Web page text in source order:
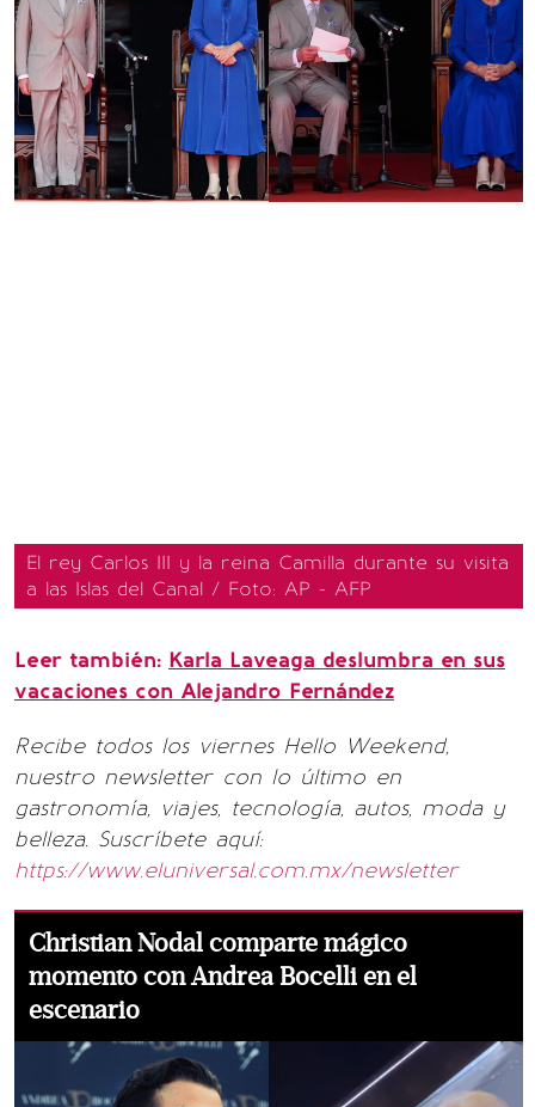
El rey Carlos III y la reina Camilla durante su visita
a las Islas del Canal / Foto: AP - AFP
Leer también: Karla Laveaga deslumbra en sus
vacaciones con Alejandro Fernández
Recibe todos los viernes Hello Weekend,
nuestro newsletter con lo último en
gastronomía, viajes, tecnología, autos, moda y
belleza. Suscríbete aquí:
https://www.eluniversal.com.mx/newsletter
Christian Nodal comparte mágico
momento con Andrea Bocelli en el
escenario